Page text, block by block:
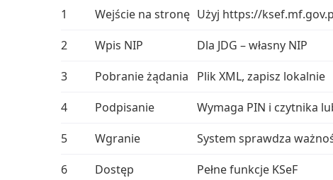
1
Wejście na stronę Użyj https://
2
Wpis NIP
Dla JDG – własny NIP
3
Pobranie żądania
Plik XML, zapisz lokalnie
4
Podpisanie
Wymaga PIN i czytnika
5
Wgranie
System sprawdza
6
Dostęp Pełne funkcje KSeF